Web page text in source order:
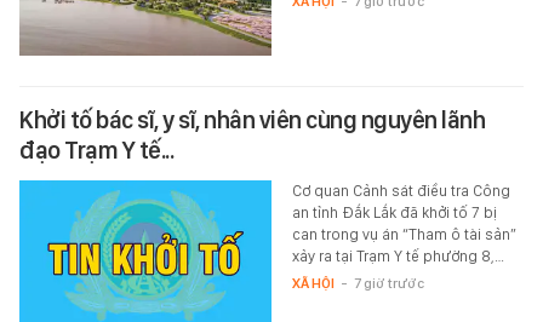
Khởi tố bác sĩ, y sĩ, nhân viên cùng nguyên lãnh
đạo Trạm Y tế...
Cơ quan Cảnh sát điều tra Công
an tỉnh Đắk Lắk đã khởi tố 7 bị
can trong vụ án “Tham ô tài sản”
xảy ra tại Trạm Y tế phường 8,…
XÃ HỘI - 7 giờ trước